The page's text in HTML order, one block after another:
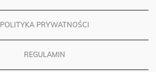
POLITYKA PRYWATNOŚCI
REGULAMIN